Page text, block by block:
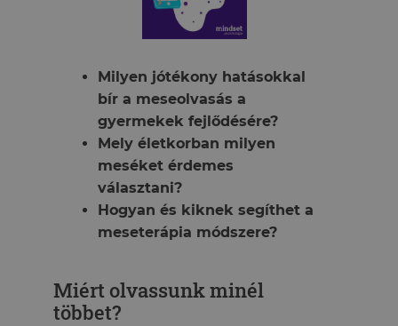
Milyen jótékony hatásokkal
bír a meseolvasás a
gyermekek fejlődésére?
Mely életkorban milyen
meséket érdemes
választani?
Hogyan és kiknek segíthet a
meseterápia módszere?
Miért olvassunk minél
többet?